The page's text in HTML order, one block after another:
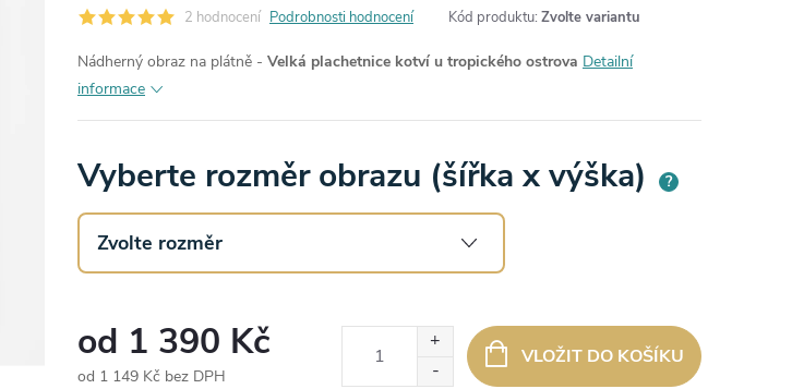
2 hodnocení Podrobnosti hodnocení Kód produktu: Zvolte variantu
Nádherný obraz na plátně - Velká plachetnice kotví u tropického ostrova Detailní
informace
Vyberte rozměr obrazu (šířka x výška) ?
od 1 390 Kč
od 1 149 Kč bez DPH
VLOŽIT DO KOŠÍKU